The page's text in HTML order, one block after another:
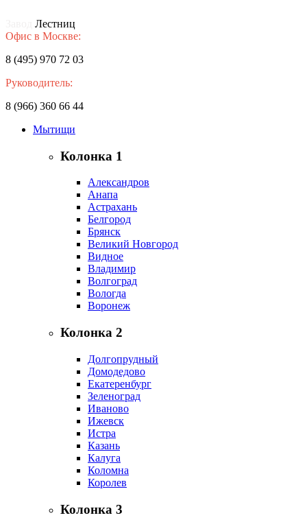
Лестниц
Офис в Москве:
8 (495) 970 72 03
Руководитель:
8 (966) 360 66 44
Мытищи
Колонка 1
Александров
Анапа
Астрахань
Белгород
Брянск
Великий Новгород
Видное
Владимир
Волгоград
Вологда
Воронеж
Колонка 2
Долгопрудный
Домодедово
Екатеренбург
Зеленоград
Иваново
Ижевск
Истра
Казань
Калуга
Коломна
Королев
Колонка 3